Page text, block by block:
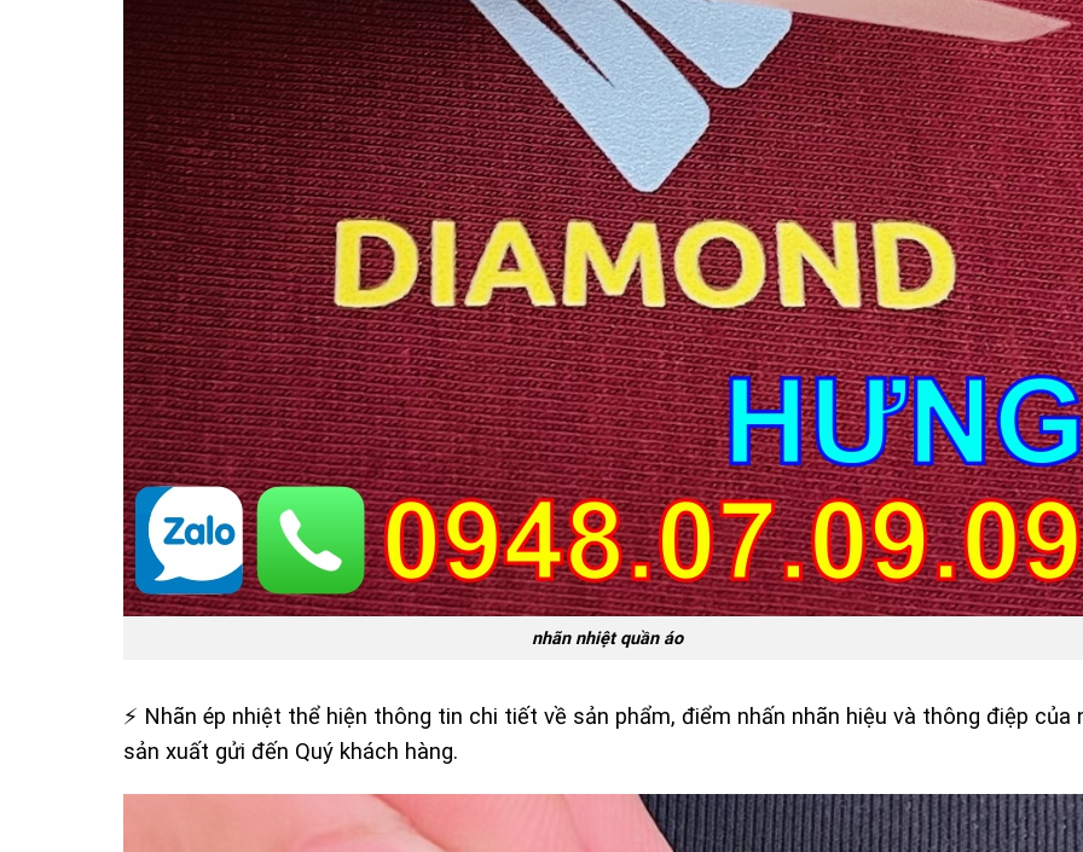
nhãn nhiệt quần áo
⚡️ Nhãn ép nhiệt thể hiện thông tin chi tiết về sản phẩm, điểm nhấn nhãn hiệu và thông điệp của
sản xuất gửi đến Quý khách hàng.